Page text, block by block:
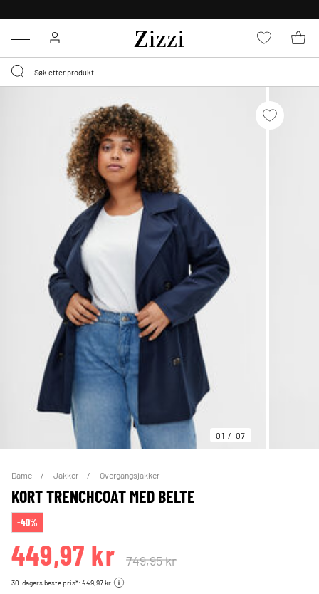
Menu
01 07
Dame Jakker Overgangsjakker
KORT TRENCHCOAT MED BELTE
-40%
449,97 kr 749,95 kr
30-dagers beste pris*: 449,97 kr